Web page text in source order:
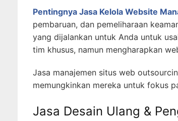
Pentingnya Jasa Kelola Website
pembaruan, dan pemeliharaan
yang dijalankan untuk Anda untuk
tim khusus, namun mengharapkan
Jasa manajemen situs web
memungkinkan mereka untuk fokus
Jasa Desain Ulang &